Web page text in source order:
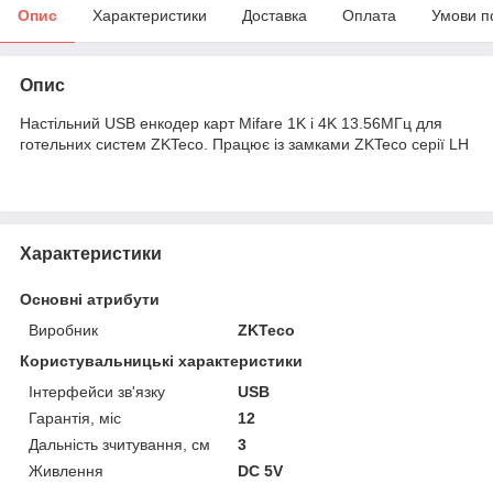
Опис Характеристики Доставка Оплата Умови
Опис
Настільний USB енкодер карт Mifare 1K і 4K 13.56МГц для
готельних систем ZKTeco. Працює із замками ZKTeco серії LH
Характеристики
Основні атрибути
Виробник
ZKTeco
Користувальницькі характеристики
Інтерфейси зв'язку
USB
Гарантія, міс
12
Дальність зчитування, см
3
Живлення
DC 5V